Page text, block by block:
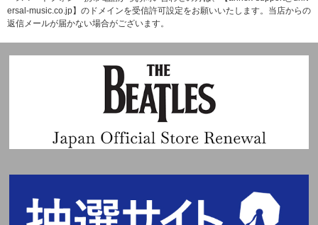
ersal-music.co.jp】のドメインを受信許可設定をお願いいたします。当店からの
返信メールが届かない場合がございます。